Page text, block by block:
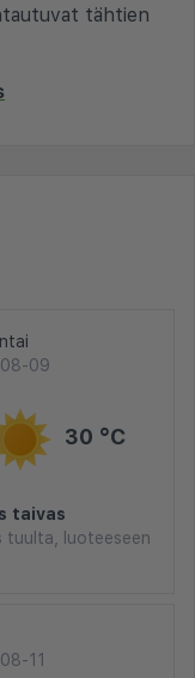
tähtien
09
30 °C
taivas
tuulta, luoteeseen
11